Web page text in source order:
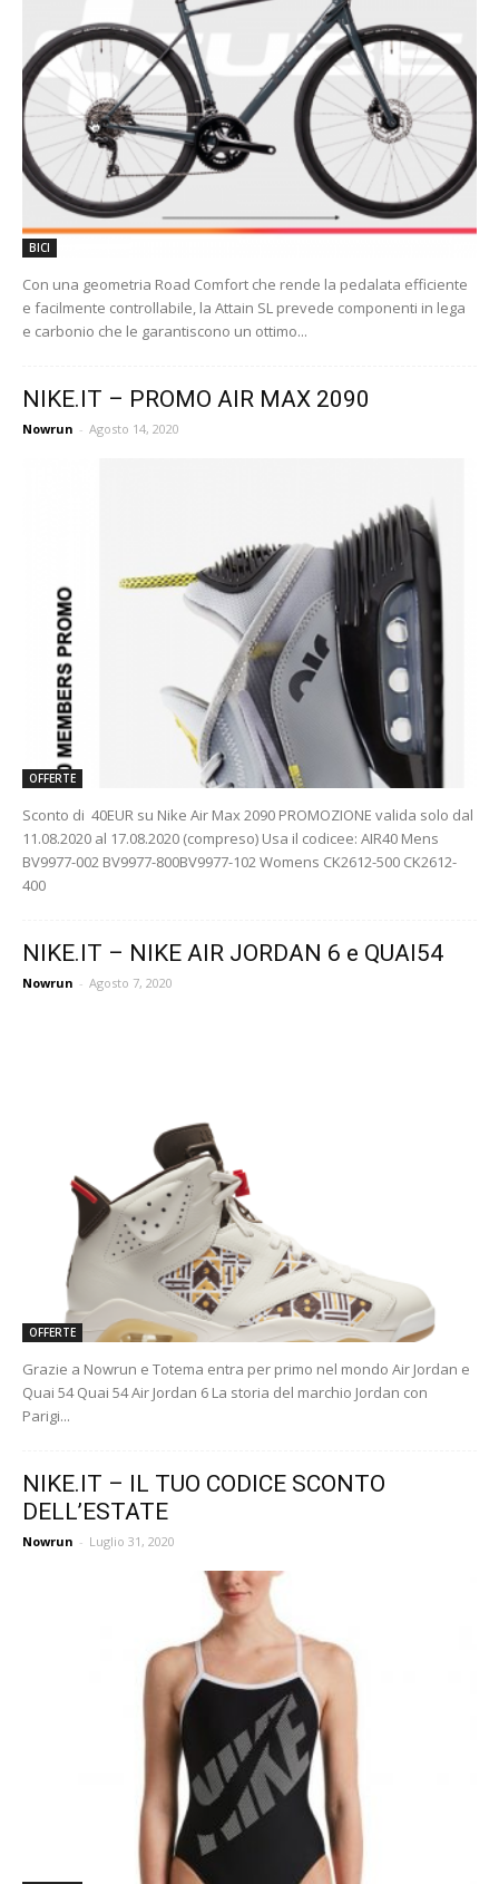
BICI
Con una geometria Road Comfort che rende la pedalata efficiente
e facilmente controllabile, la Attain SL prevede componenti in lega
e carbonio che le garantiscono un ottimo...
NIKE.IT – PROMO AIR MAX 2090
Nowrun - Agosto 14, 2020
OFFERTE
Sconto di 40EUR su Nike Air Max 2090 PROMOZIONE valida solo dal
11.08.2020 al 17.08.2020 (compreso) Usa il codicee: AIR40 Mens
BV9977-002 BV9977-800BV9977-102 Womens CK2612-500 CK2612-
400
NIKE.IT – NIKE AIR JORDAN 6 e QUAI54
Nowrun - Agosto 7, 2020
OFFERTE
Grazie a Nowrun e Totema entra per primo nel mondo Air Jordan e
Quai 54 Quai 54 Air Jordan 6 La storia del marchio Jordan con
Parigi...
NIKE.IT – IL TUO CODICE SCONTO
DELL’ESTATE
Nowrun - Luglio 31, 2020